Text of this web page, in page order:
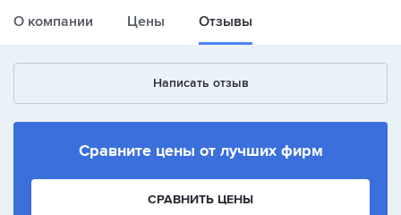
О компании Цены Отзывы
Написать отзыв
Сравните цены от лучших фирм
СРАВНИТЬ ЦЕНЫ